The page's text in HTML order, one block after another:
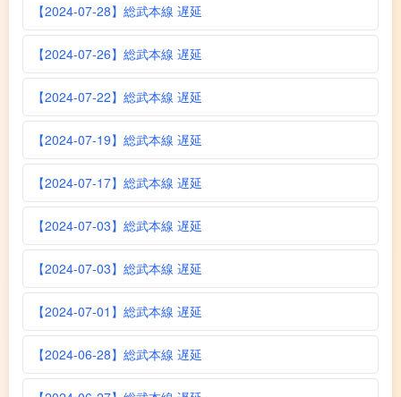
【2024-07-28】総武本線 遅延
【2024-07-26】総武本線 遅延
【2024-07-22】総武本線 遅延
【2024-07-19】総武本線 遅延
【2024-07-17】総武本線 遅延
【2024-07-03】総武本線 遅延
【2024-07-03】総武本線 遅延
【2024-07-01】総武本線 遅延
【2024-06-28】総武本線 遅延